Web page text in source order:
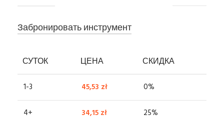
Забронировать инструмент
СУТОК ЦЕНА СКИДКА
1-3 45,53 zł 0%
4+ 34,15 zł 25%